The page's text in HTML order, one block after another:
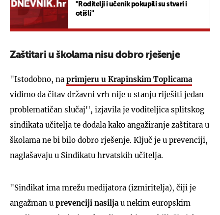
"Roditelji i učenik pokupili su stvari i
otišli"
Zaštitari u školama nisu dobro rješenje
"Istodobno, na primjeru u Krapinskim Toplicama
vidimo da čitav državni vrh nije u stanju riješiti jedan
problematičan slučaj'', izjavila je voditeljica splitskog
sindikata učitelja te dodala kako angažiranje zaštitara u
školama ne bi bilo dobro rješenje. Ključ je u prevenciji,
naglašavaju u Sindikatu hrvatskih učitelja.
"Sindikat ima mrežu medijatora (izmiritelja), čiji je
angažman u prevenciji nasilja u nekim europskim